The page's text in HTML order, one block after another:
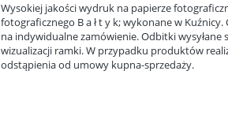
Wysokiej jakości wydruk na papierze
fotograficznego B a ł t y k; wykonane w
na indywidualne zamówienie. Odbitki
wizualizacji ramki. W przypadku produktów
odstąpienia od umowy kupna-sprzedaży.